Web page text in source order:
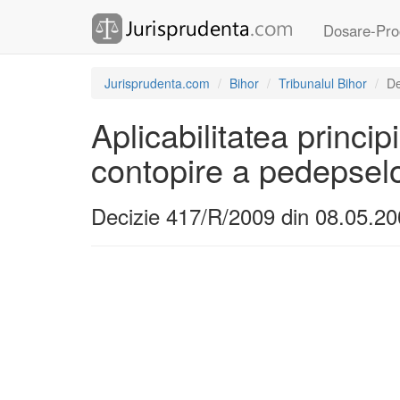
Dosare-
Jurisprudenta.com Bihor Tribunalul Bihor
Aplicabilitatea
contopire a
Decizie 417/R/2009 din